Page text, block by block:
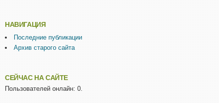
НАВИГАЦИЯ
Последние публикации
Архив старого сайта
СЕЙЧАС НА САЙТЕ
Пользователей онлайн: 0.